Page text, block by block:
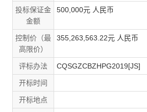
投标保证金
金额
500,000元 人民币
控制价（最
高限价）
355,263,563.22元 人民币
评标办法 CQSGZCBZHPG2019[JS]
开标时间
开标地点